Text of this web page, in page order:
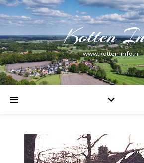
Kotten
www.kotten-info.nl